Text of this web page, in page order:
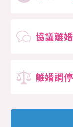
協議離婚
離婚調停